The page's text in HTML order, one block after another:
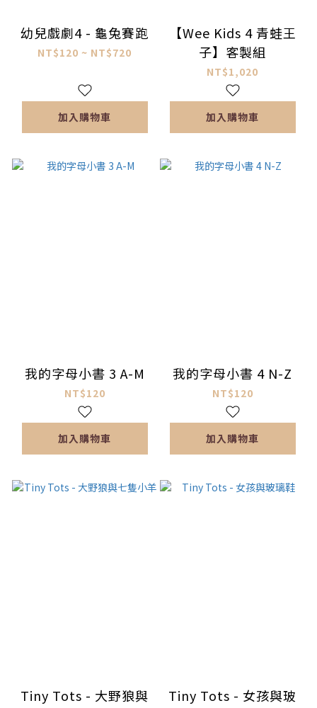
幼兒戲劇4 - 龜兔賽跑
NT$120 ~ NT$720
加入購物車
【Wee Kids 4 青蛙王
子】客製組
NT$1,020
加入購物車
我的字母小書 3 A-M
NT$120
加入購物車
我的字母小書 4 N-Z
NT$120
加入購物車
Tiny Tots - 大野狼與
Tiny Tots - 女孩與玻